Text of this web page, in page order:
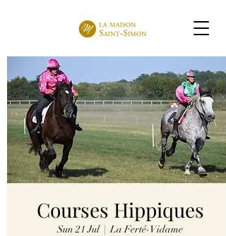
Courses Hippiques
Sun 21 Jul
  |
La Ferté-Vidame